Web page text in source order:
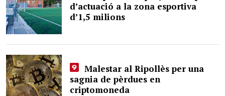
d’actuació a la zona esportiva
d’1,5 milions
Malestar al Ripollès per una
sagnia de pèrdues en
criptomoneda